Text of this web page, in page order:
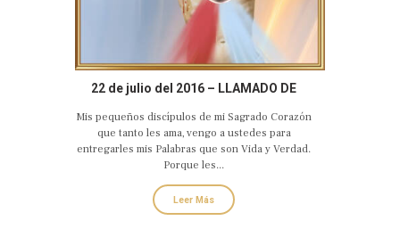
22 de julio del 2016 – LLAMADO DE
CORAZÓN EUCARÍSTICO DE JESÚS
Mis pequeños discípulos de mi Sagrado Corazón
que tanto les ama, vengo a ustedes para
entregarles mis Palabras que son Vida y Verdad.
Porque les...
Leer Más